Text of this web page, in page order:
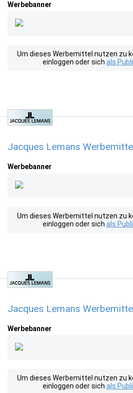
Werbebanner
Um dieses Werbemittel nutzen zu
einloggen oder sich als
Jacques Lemans
Werbebanner
Um dieses Werbemittel nutzen zu
einloggen oder sich als
Jacques Lemans
Werbebanner
Um dieses Werbemittel nutzen zu
einloggen oder sich als